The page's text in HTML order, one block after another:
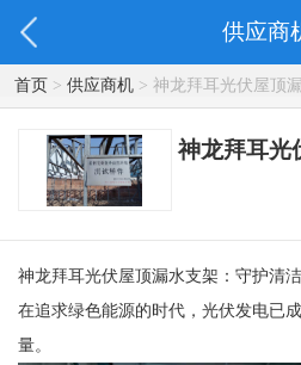
供应商
首页> 供应商机> 神龙拜耳光伏屋顶
神龙拜耳光
神龙拜耳光伏屋顶漏水支架：守护清
在追求绿色能源的时代，光伏发电已
量。